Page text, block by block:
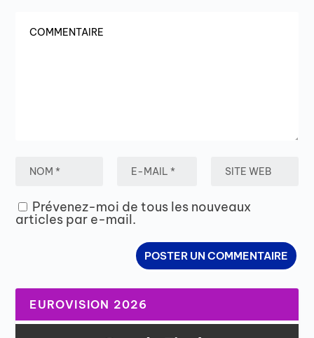
Prévenez-moi de tous les nouveaux
articles par e-mail.
EUROVISION 2026